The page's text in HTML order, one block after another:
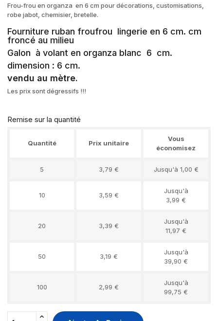
Frou-frou en organza en 6 cm pour décorations, customisations,
robe jabot, chemisier, bretelle.
Fourniture ruban froufrou lingerie en 6 cm. cm
froncé au milieu
Galon à volant en organza blanc 6 cm.
dimension : 6 cm.
vendu au mètre.
Les prix sont dégressifs !!!
Remise sur la quantité
Quantité Prix unitaire
Vous
économisez
5 3,79 € Jusqu'à 1,00 €
10 3,59 €
Jusqu'à
3,99 €
20 3,39 €
Jusqu'à
11,97 €
50 3,19 €
Jusqu'à
39,90 €
100 2,99 €
Jusqu'à
99,75 €